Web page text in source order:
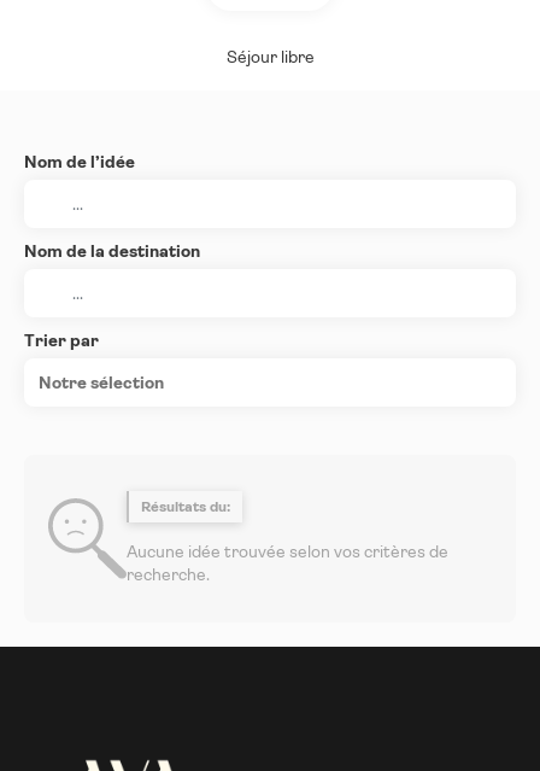
Séjour libre
Nom de l’idée
Nom de la destination
Trier par
Notre sélection
Résultats du:
Aucune idée trouvée selon vos critères de
recherche.